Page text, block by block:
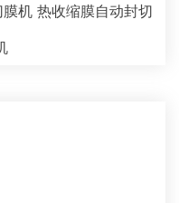
机 热收缩膜自动封切